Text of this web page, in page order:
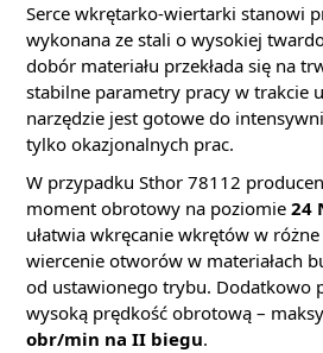
Serce wkrętarko-wiertarki stanowi
wykonana ze stali o wysokiej
dobór materiału przekłada się na
stabilne parametry pracy w trakcie
narzędzie jest gotowe do
tylko okazjonalnych prac.
W przypadku Sthor 78112
moment obrotowy na poziomie 24
ułatwia wkręcanie wkrętów w różne
wiercenie otworów w materiałach
od ustawionego trybu. Dodatkowo
wysoką prędkość obrotową –
obr/min na II biegu.